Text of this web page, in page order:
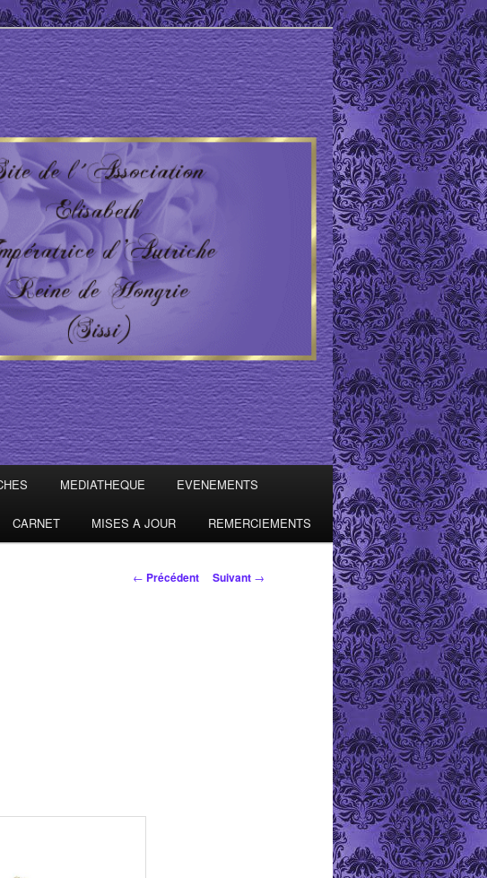
MEDIATHEQUE EVENEMENTS
CARNET MISES A JOUR REMERCIEMENTS
Navigation des
← Précédent Suivant →